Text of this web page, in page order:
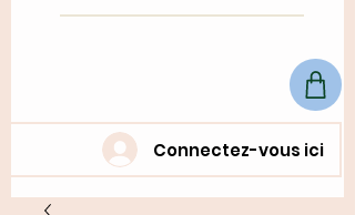
Connectez-vous ici